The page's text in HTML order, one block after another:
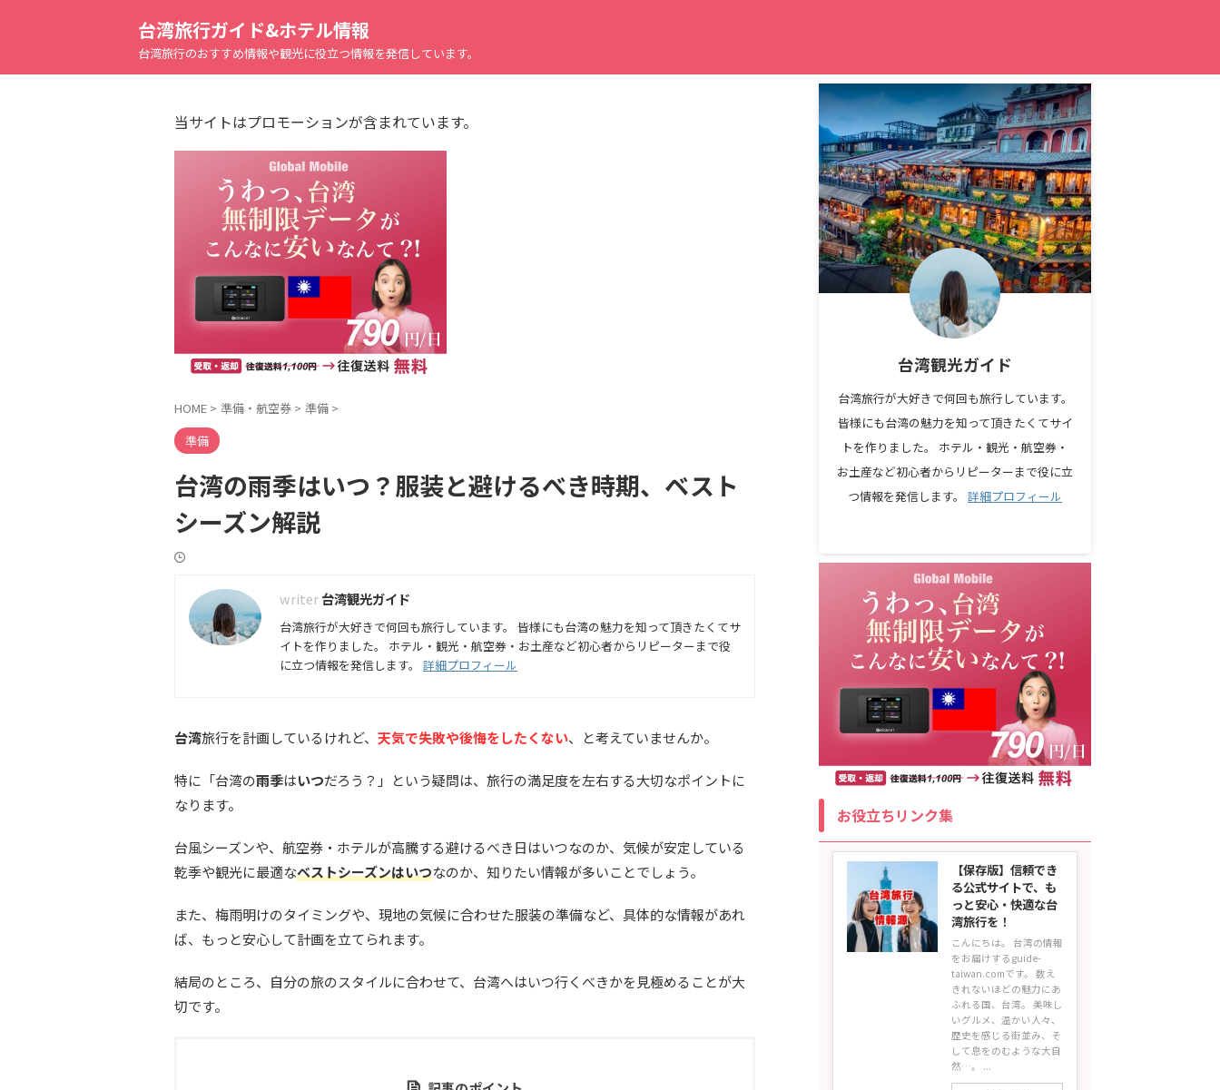
台湾旅行ガイド&ホテル情報
台湾旅行のおすすめ情報や観光に役立つ情報を発信しています。
当サイトはプロモーションが含まれています。
HOME > 準備・航空券 > 準備 >
準備
台湾の雨季はいつ？服装と避けるべき時期、ベスト
シーズン解説
台湾観光ガイド
台湾旅行が大好きで何回も旅行しています。 皆様にも台湾の魅力を知って頂きたくてサ
イトを作りました。 ホテル・観光・航空券・お土産など初心者からリピーターまで役
に立つ情報を発信します。 詳細プロフィール
台湾旅行を計画しているけれど、 天気で失敗や後悔をしたくない、と考えていませんか。
特に「台湾の雨季はいつだろう？」という疑問は、旅行の満足度を左右する大切なポイントに
なります。
台風シーズンや、航空券・ホテルが高騰する避けるべき日はいつなのか、気候が安定している
乾季や観光に最適なベストシーズンはいつなのか、知りたい情報が多いことでしょう。
また、梅雨明けのタイミングや、現地の気候に合わせた服装の準備など、具体的な情報があれ
ば、もっと安心して計画を立てられます。
結局のところ、自分の旅のスタイルに合わせて、台湾へはいつ行くべきかを見極めることが大
切です。
台湾観光ガイド
台湾旅行が大好きで何回も旅行しています。
皆様にも台湾の魅力を知って頂きたくてサイ
トを作りました。 ホテル・観光・航空券・
お土産など初心者からリピーターまで役に立
つ情報を発信します。 詳細プロフィール
お役立ちリンク集
【保存版】信頼でき
る公式サイトで、も
っと安心・快適な台
湾旅行を！
こんにちは。 台湾の情報
をお届けするguide-
taiwan.comです。 数え
きれないほどの魅力にあ
ふれる国、台湾。 美味し
いグルメ、温かい人々、
歴史を感じる街並み、そ
して息をのむような大自
然…。 ...